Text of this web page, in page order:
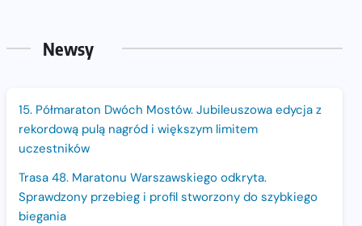
Newsy
15. Półmaraton Dwóch Mostów. Jubileuszowa edycja z
rekordową pulą nagród i większym limitem
uczestników
Trasa 48. Maratonu Warszawskiego odkryta.
Sprawdzony przebieg i profil stworzony do szybkiego
biegania